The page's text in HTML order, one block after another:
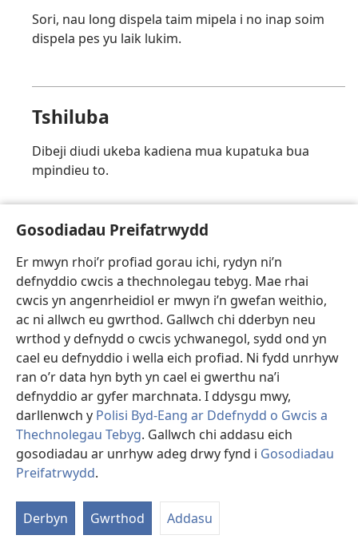
Gosodiadau Preifatrwydd
Er mwyn rhoi’r profiad gorau ichi, rydyn ni’n
defnyddio cwcis a thechnolegau tebyg. Mae rhai
cwcis yn angenrheidiol er mwyn i’n gwefan weithio,
ac ni allwch eu gwrthod. Gallwch chi dderbyn neu
wrthod y defnydd o cwcis ychwanegol, sydd ond yn
cael eu defnyddio i wella eich profiad. Ni fydd unrhyw
ran o’r data hyn byth yn cael ei gwerthu na’i
defnyddio ar gyfer marchnata. I ddysgu mwy,
darllenwch y Polisi Byd-Eang ar Ddefnydd o Gwcis a
Thechnolegau Tebyg. Gallwch chi addasu eich
gosodiadau ar unrhyw adeg drwy fynd i Gosodiadau
Preifatrwydd.
Derbyn Gwrthod Addasu
Sori, nau long dispela taim mipela i no inap soim
dispela pes yu laik lukim.
Tshiluba
Dibeji diudi ukeba kadiena mua kupatuka bua
mpindieu to.
Üzgünüz, bu sayfa şu anda görüntülenemiyor.
valencià
Ho sentim, en este moment la pàgina que busques
no està disponible.
Hiện trang mà bạn yêu cầu không thể hiển thị.